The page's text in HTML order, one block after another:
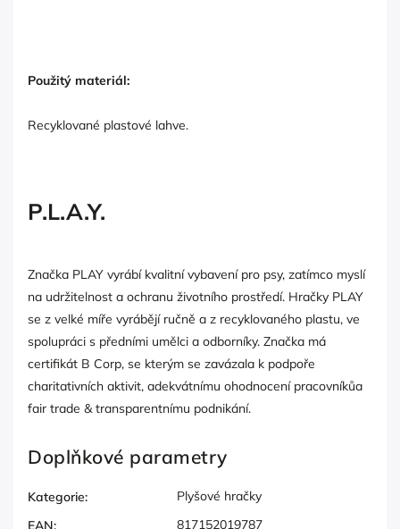
Použitý materiál:
Recyklované plastové lahve.
P.L.A.Y.
Značka PLAY vyrábí kvalitní vybavení pro psy, zatímco myslí
na udržitelnost a ochranu životního prostředí. Hračky PLAY
se z velké míře vyrábějí ručně a z recyklovaného plastu, ve
spolupráci s předními umělci a odborníky. Značka má
certifikát B Corp, se kterým se zavázala k podpoře
charitativních aktivit, adekvátnímu ohodnocení pracovníkůa
fair trade & transparentnímu podnikání.
Doplňkové parametry
Kategorie:
Plyšové hračky
EAN:
817152019787